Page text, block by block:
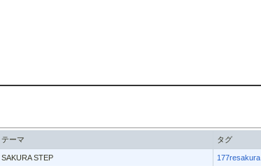
テーマ タグ
SAKURA STEP 177resakura